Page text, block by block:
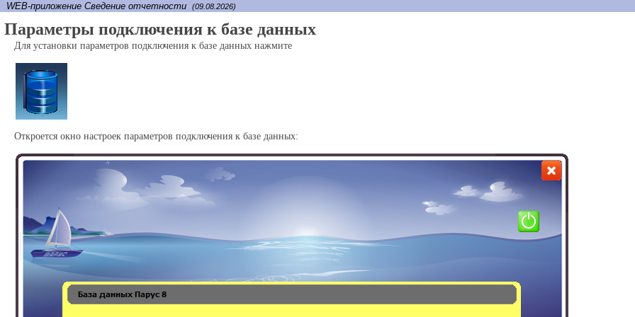
WEB-приложение Сведение отчетности (09.08.2026)
Параметры подключения к базе данных
Для установки параметров подключения к базе данных нажмите
Откроется окно настроек параметров подключения к базе данных: